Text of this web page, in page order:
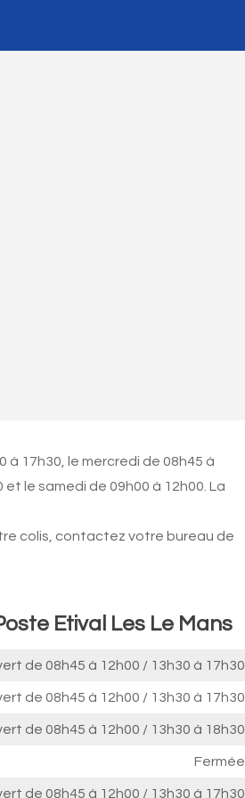
17h30, le mercredi de 08h45 à
le samedi de 09h00 à 12h00. La
colis, contactez votre bureau de
Etival Les Le Mans
de 08h45 à 12h00 / 13h30 à 17h30
de 08h45 à 12h00 / 13h30 à 17h30
de 08h45 à 12h00 / 13h30 à 18h30
Fermée
de 08h45 à 12h00 / 13h30 à 17h30